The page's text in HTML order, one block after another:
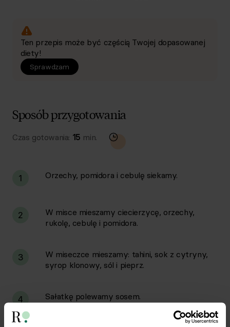
Ten przepis może być częścią Twojej dopasowanej
diety!
Sprawdzam
Sposób przygotowania
Czas gotowania: 15 min.
1 Orzechy, pomidora i cebulę siekamy.
2
W misce mieszamy ciecierzycę, orzechy,
rukolę, cebulę i pomidora.
3
W miseczce mieszamy: tahini, sok z cytryny,
syrop klonowy, sól i pieprz.
4 Sałatkę polewamy sosem.